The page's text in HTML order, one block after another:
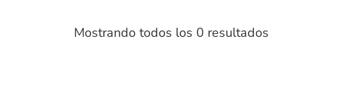
Mostrando todos los 0 resultados